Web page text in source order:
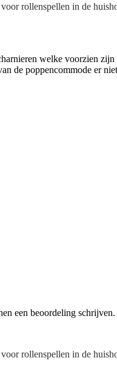
rollenspellen in de
welke voorzien
de poppencommode er
een beoordeling schrijven.
rollenspellen in de